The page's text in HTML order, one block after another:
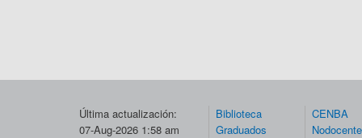
Última actualización:
07-Aug-2026 1:58 am
Biblioteca
Graduados
CENBA